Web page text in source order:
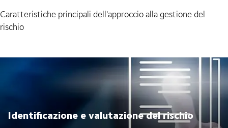
Caratteristiche principali dell'approccio alla gestione del
rischio
Identificazione e valutazione del rischio